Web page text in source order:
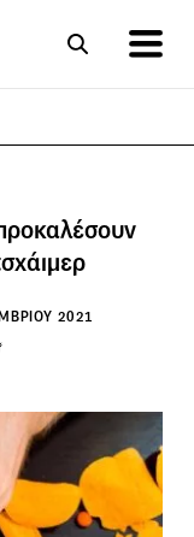
2021